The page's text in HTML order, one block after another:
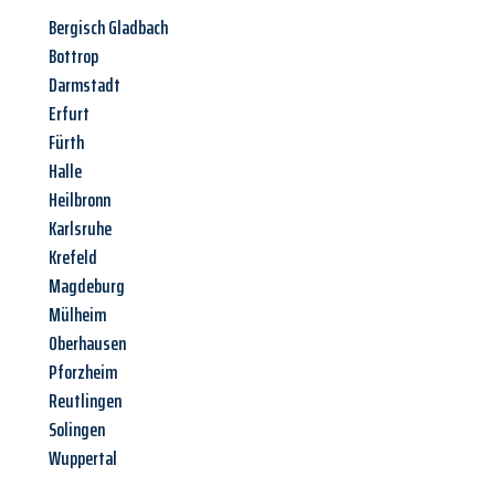
Bergisch Gladbach
Bottrop
Darmstadt
Erfurt
Fürth
Halle
Heilbronn
Karlsruhe
Krefeld
Magdeburg
Mülheim
Oberhausen
Pforzheim
Reutlingen
Solingen
Wuppertal